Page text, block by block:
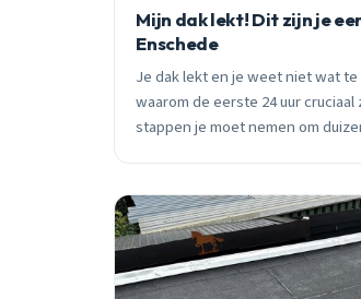
Mijn dak lekt! Dit zijn je
Enschede
Je dak lekt en je weet niet wat
waarom de eerste 24 uur
stappen je moet nemen om